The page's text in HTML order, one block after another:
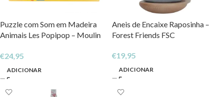
Puzzle com Som em Madeira
Animais Les Popipop – Moulin
€24,95
ADICIONAR
Aneis de Encaixe Raposinha –
Forest Friends FSC
€19,95
ADICIONAR